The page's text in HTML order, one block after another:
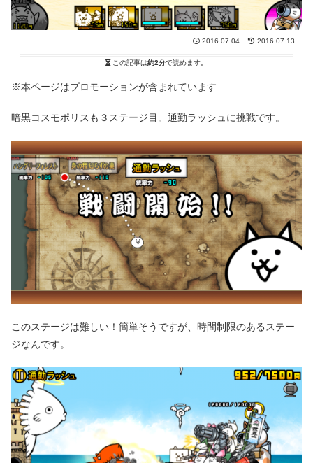
2016.07.04 2016.07.13
この記事は約2分で読めます。
※本ページはプロモーションが含まれています
暗黒コスモポリスも３ステージ目。通勤ラッシュに挑戦です。
このステージは難しい！簡単そうですが、時間制限のあるステー
ジなんです。